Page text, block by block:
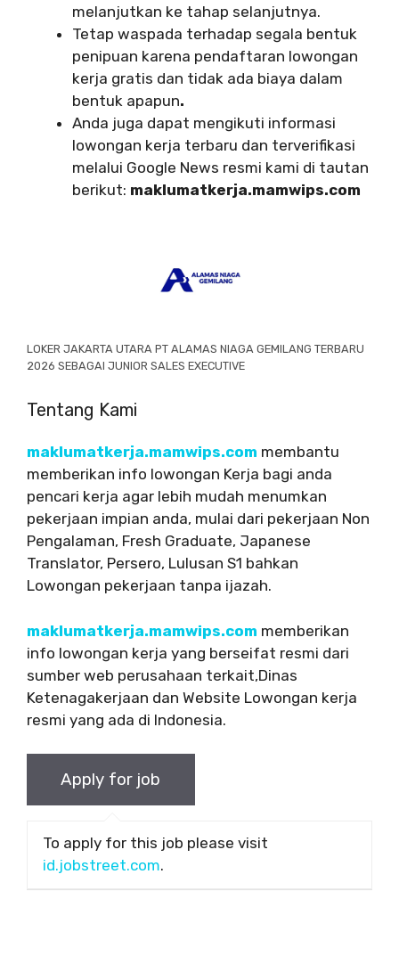
melanjutkan ke tahap selanjutnya.
Tetap waspada terhadap segala bentuk
penipuan karena pendaftaran lowongan
kerja gratis dan tidak ada biaya dalam
bentuk apapun.
Anda juga dapat mengikuti informasi
lowongan kerja terbaru dan terverifikasi
melalui Google News resmi kami di tautan
berikut: maklumatkerja.mamwips.com
LOKER JAKARTA UTARA PT ALAMAS NIAGA GEMILANG TERBARU
2026 SEBAGAI JUNIOR SALES EXECUTIVE
Tentang Kami
maklumatkerja.mamwips.com membantu
memberikan info lowongan Kerja bagi anda
pencari kerja agar lebih mudah menumkan
pekerjaan impian anda, mulai dari pekerjaan Non
Pengalaman, Fresh Graduate, Japanese
Translator, Persero, Lulusan S1 bahkan
Lowongan pekerjaan tanpa ijazah.
maklumatkerja.mamwips.com memberikan
info lowongan kerja yang berseifat resmi dari
sumber web perusahaan terkait,Dinas
Ketenagakerjaan dan Website Lowongan kerja
resmi yang ada di Indonesia.
To apply for this job please visit
id.jobstreet.com.